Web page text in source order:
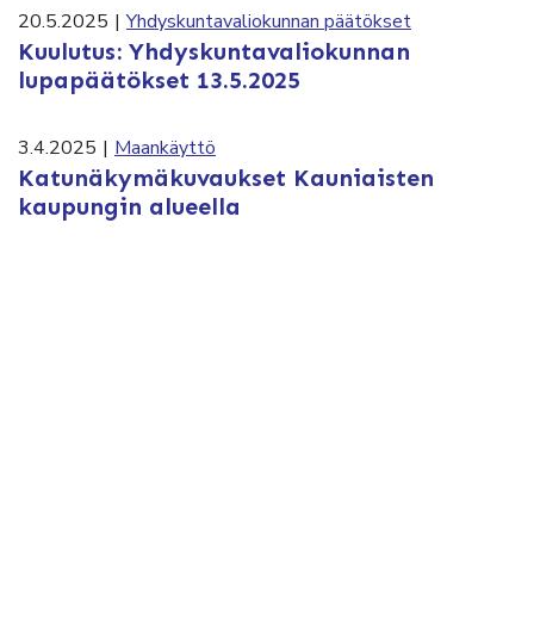
20.5.2025 | Yhdyskuntavaliokunnan päätökset
Kuulutus: Yhdyskuntavaliokunnan
lupapäätökset 13.5.2025
3.4.2025 | Maankäyttö
Katunäkymäkuvaukset Kauniaisten
kaupungin alueella